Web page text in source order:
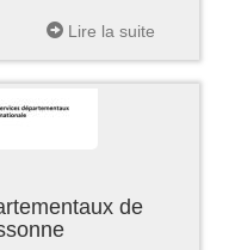
Lire la suite
de